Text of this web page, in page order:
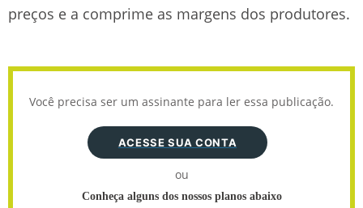
preços e a comprime as margens dos produtores.
Você precisa ser um assinante para ler essa publicação.
ACESSE SUA CONTA
ou
Conheça alguns dos nossos planos abaixo